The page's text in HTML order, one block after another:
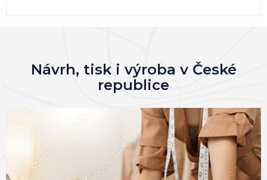
Návrh, tisk i výroba v České
republice